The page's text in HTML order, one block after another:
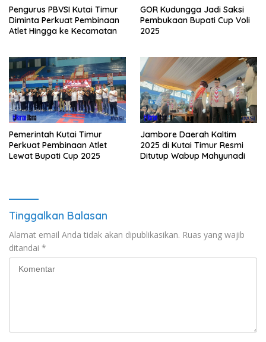
Pengurus PBVSI Kutai Timur
Diminta Perkuat Pembinaan
Atlet Hingga ke Kecamatan
GOR Kudungga Jadi Saksi
Pembukaan Bupati Cup Voli
2025
Pemerintah Kutai Timur
Perkuat Pembinaan Atlet
Lewat Bupati Cup 2025
Jambore Daerah Kaltim
2025 di Kutai Timur Resmi
Ditutup Wabup Mahyunadi
Tinggalkan Balasan
Alamat email Anda tidak akan dipublikasikan. Ruas yang wajib
ditandai *